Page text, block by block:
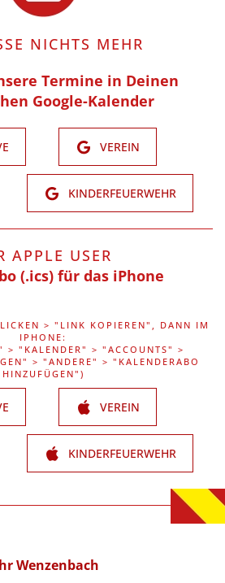
NICHTS MEHR
Termine in Deinen
Google-Kalender
VEREIN
KINDERFEUERWEHR
APPLE USER
(.ics) für das iPhone
> "LINK KOPIEREN", DANN IM
IPHONE:
> "KALENDER" > "ACCOUNTS" >
> "ANDERE" > "KALENDERABO
HINZUFÜGEN")
VEREIN
KINDERFEUERWEHR
Wenzenbach